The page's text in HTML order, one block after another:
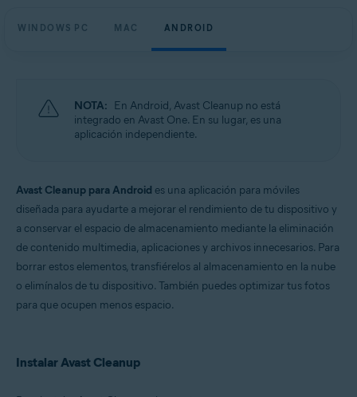
Avast One
WINDOWS PC MAC ANDROID
NOTA: En Android, Avast Cleanup no está
integrado en Avast One. En su lugar, es una
aplicación independiente.
Avast Cleanup para Android es una aplicación para móviles
diseñada para ayudarte a mejorar el rendimiento de tu dispositivo y
a conservar el espacio de almacenamiento mediante la eliminación
de contenido multimedia, aplicaciones y archivos innecesarios. Para
borrar estos elementos, transfiérelos al almacenamiento en la nube
o elimínalos de tu dispositivo. También puedes optimizar tus fotos
para que ocupen menos espacio.
Instalar Avast Cleanup